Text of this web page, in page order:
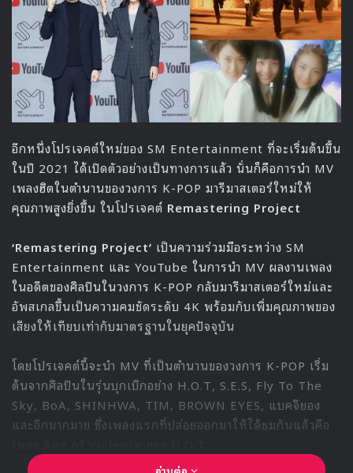
อีกหนึ่งโปรเจคต์ใหม่ของ SM Entertainment ที่จะเริ่มต้นขึ้น
ในปี 2021 ได้เปิดตัวอย่างเป็นทางการแล้ว นั่นก็คือการนำ MV
เพลงฮิตในตำนานของวงการ K-POP มารีมาสเตอร์ใหม่ให้
คุณภาพสูงยิ่งขึ้น ในโปรเจคต์ Remastering Project
‘Remastering Project’ เป็นความร่วมมือระหว่าง SM
Entertainment และ YouTube ในการนำ MV ผลงานเพลง
ในอดีตของศิลปินในวงการ K-POP กลับมารีมาสเตอร์ใหม่และ
อัพสเกลขึ้นเป็นความคมชัดระดับ 4K พร้อมกับเพิ่มคุณภาพของ
เสียงให้เทียบเท่ากับมาตรฐานในยุคปัจจุบัน
โดยโปรเจคต์นี้จะนำ MV ที่เป็นตำนานของวงการ K-POP เริ่ม
ต้นจากศิลปินในรุ่นบุกเบิกอย่าง H.O.T, S.E.S, Fly To The
Sky, BoA, SHINHWA, TIM, BROWN EYES, แบคจียอง
และอีกมากมาย ซึ่งเพลงแรกที่ปล่อยออกมาให้ได้ชมกันแล้วคือ